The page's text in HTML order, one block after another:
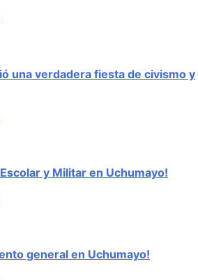
una verdadera fiesta de civismo y
y Militar en Uchumayo!
general en Uchumayo!